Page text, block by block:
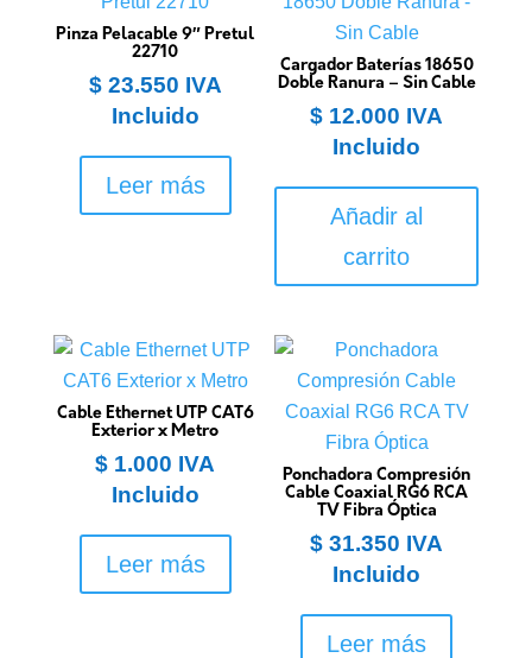
Pinza Pelacable 9″ Pretul
22710
$23.550 IVA
Incluido
Leer más
Cargador Baterías 18650
Doble Ranura – Sin Cable
$ 12.000 IVA
Incluido
Añadir al
carrito
Cable Ethernet UTP CAT6
Exterior x Metro
$ 1.000 IVA
Incluido
Leer más
Ponchadora Compresión
Cable Coaxial RG6 RCA
TV Fibra Óptica
$ 31.350 IVA
Incluido
Leer más